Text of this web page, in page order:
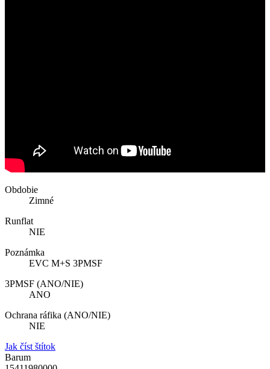
Obdobie
Zimné
Runflat
NIE
Poznámka
EVC M+S 3PMSF
3PMSF (ANO/NIE)
ANO
Ochrana ráfika (ANO/NIE)
NIE
Jak číst štítok
Barum